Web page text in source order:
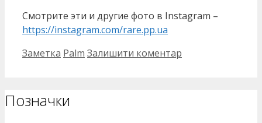
Смотрите эти и другие фото в Instagram –
https://instagram.com/rare.pp.ua
Категорії
Заметка Позначки
Palm Залишити коментар
Позначки